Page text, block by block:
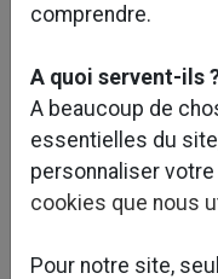
comprendre.
A quoi servent-ils
A beaucoup de
essentielles du
personnaliser
cookies que nous
Pour notre site,